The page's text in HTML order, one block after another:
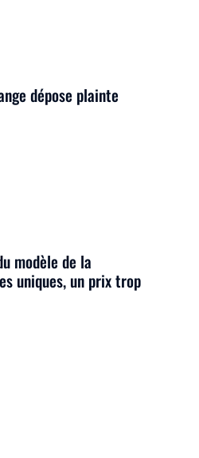
dépose plainte
modèle de la
uniques, un prix trop